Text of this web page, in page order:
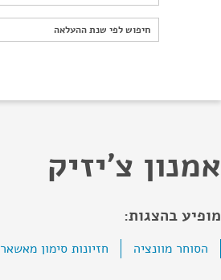
חיפוש לפי שנת ההעלאה
חיפוש לפי שנת ההעלאה
אמנון צ'יזיק
מופיע בהצגות:
הסוחר מוונציה חזיונות סימון מאשאר